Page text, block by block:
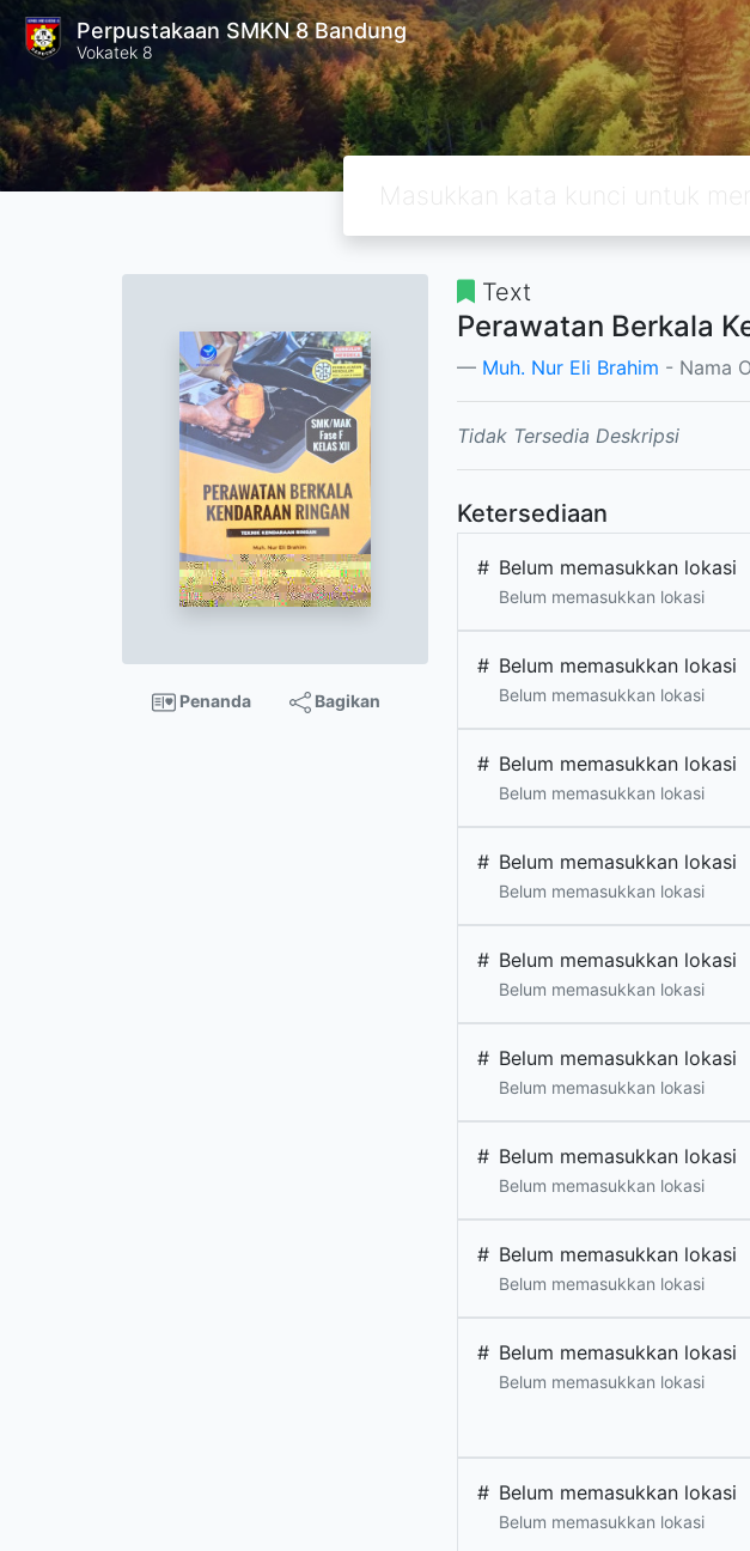
Perpustakaan SMKN 8 Bandung
Vokatek 8
Penanda Bagikan
Text
Perawatan Berkala
Muh. Nur Eli Brahim - Nama
Tidak Tersedia Deskripsi
Ketersediaan
# Belum memasukkan lokasi
Belum memasukkan lokasi
# Belum memasukkan lokasi
Belum memasukkan lokasi
# Belum memasukkan lokasi
Belum memasukkan lokasi
# Belum memasukkan lokasi
Belum memasukkan lokasi
# Belum memasukkan lokasi
Belum memasukkan lokasi
# Belum memasukkan lokasi
Belum memasukkan lokasi
# Belum memasukkan lokasi
Belum memasukkan lokasi
# Belum memasukkan lokasi
Belum memasukkan lokasi
# Belum memasukkan lokasi
Belum memasukkan lokasi
# Belum memasukkan lokasi
Belum memasukkan lokasi